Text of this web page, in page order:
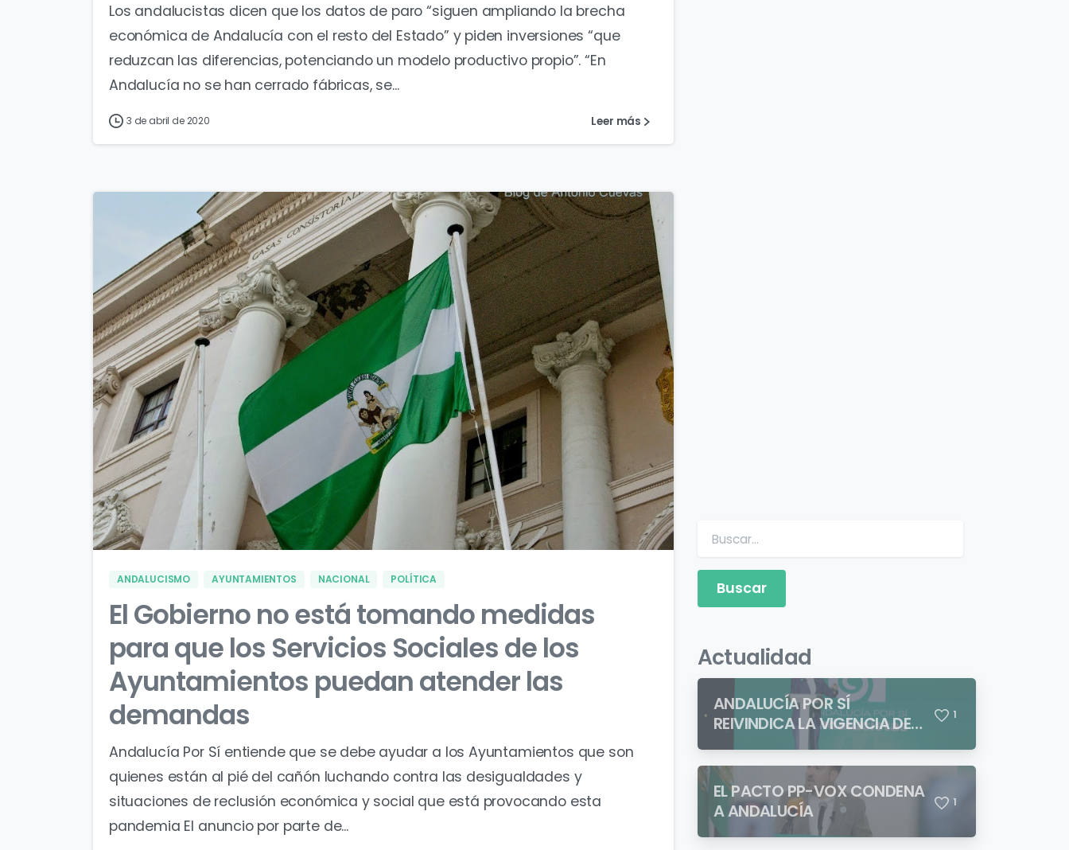
Los andalucistas dicen que los datos de paro “siguen ampliando la brecha
económica de Andalucía con el resto del Estado” y piden inversiones “que
reduzcan las diferencias, potenciando un modelo productivo propio”. “En
Andalucía no se han cerrado fábricas, se...
3 de abril de 2020 Leer más
ANDALUCISMO AYUNTAMIENTOS NACIONAL POLÍTICA
El Gobierno no está tomando medidas
para que los Servicios Sociales de los
Ayuntamientos puedan atender las
demandas
Andalucía Por Sí entiende que se debe ayudar a los Ayuntamientos que son
quienes están al pié del cañón luchando contra las desigualdades y
situaciones de reclusión económica y social que está provocando esta
pandemia El anuncio por parte de...
Actualidad
ANDALUCÍA POR SÍ
REIVINDICA LA VIGENCIA DE
BLAS INFANTE FRENTE A
QUIENES PRETENDEN NEGAR
LA IDENTIDAD ANDALUZA
1
EL PACTO PP-VOX CONDENA
A ANDALUCÍA
1